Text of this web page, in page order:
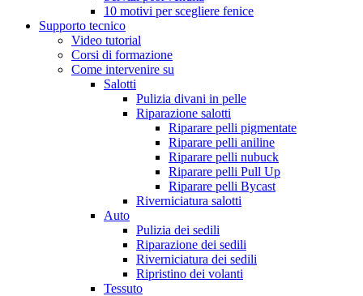
10 motivi per scegliere fenice
Supporto tecnico
Video tutorial
Corsi di formazione
Come intervenire su
Salotti
Pulizia divani in pelle
Riparazione salotti
Riparare pelli pigmentate
Riparare pelli aniline
Riparare pelli nubuck
Riparare pelli Pull Up
Riparare pelli Bycast
Riverniciatura salotti
Auto
Pulizia dei sedili
Riparazione dei sedili
Riverniciatura dei sedili
Ripristino dei volanti
Tessuto